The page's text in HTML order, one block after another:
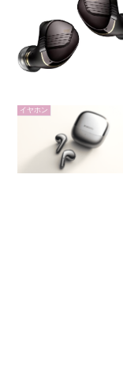
イヤホン